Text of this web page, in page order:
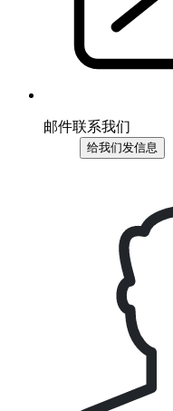
邮件联系我们
给我们发信息